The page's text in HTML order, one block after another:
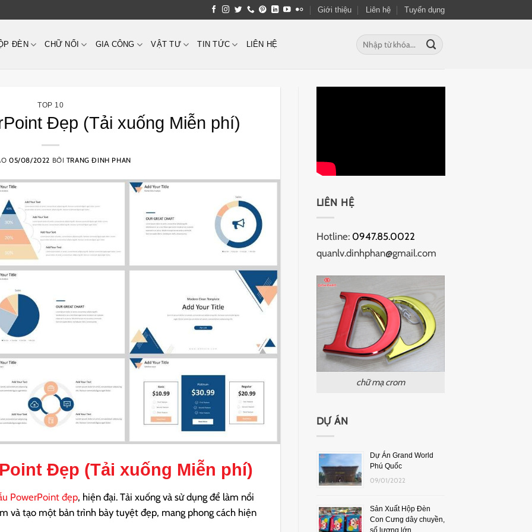
Giới thiệu Liên hệ Tuyển dụng
ĐÈN CHỮ NỔI GIA CÔNG VẬT TƯ TIN TỨC LIÊN HỆ
Tìm
kiếm:
TOP 10
Đẹp (Tải xuống Miễn phí)
05/08/2022 BỞI TRANG ĐINH PHAN
Đẹp (Tải xuống Miễn phí)
PowerPoint đẹp, hiện đại. Tải xuống và sử dụng để làm nổi
và tạo một bản trình bày tuyệt đẹp, mang phong cách hiện
LIÊN HỆ
Hotline: 0947.85.0022
quanlv.dinhphan@gmail.com
chữ mạ crom
DỰ ÁN
Dự Án Grand World
Phú Quốc
09/01/2022
Sản Xuất Hộp Đèn
Con Cưng dây chuyền,
số lượng lớn